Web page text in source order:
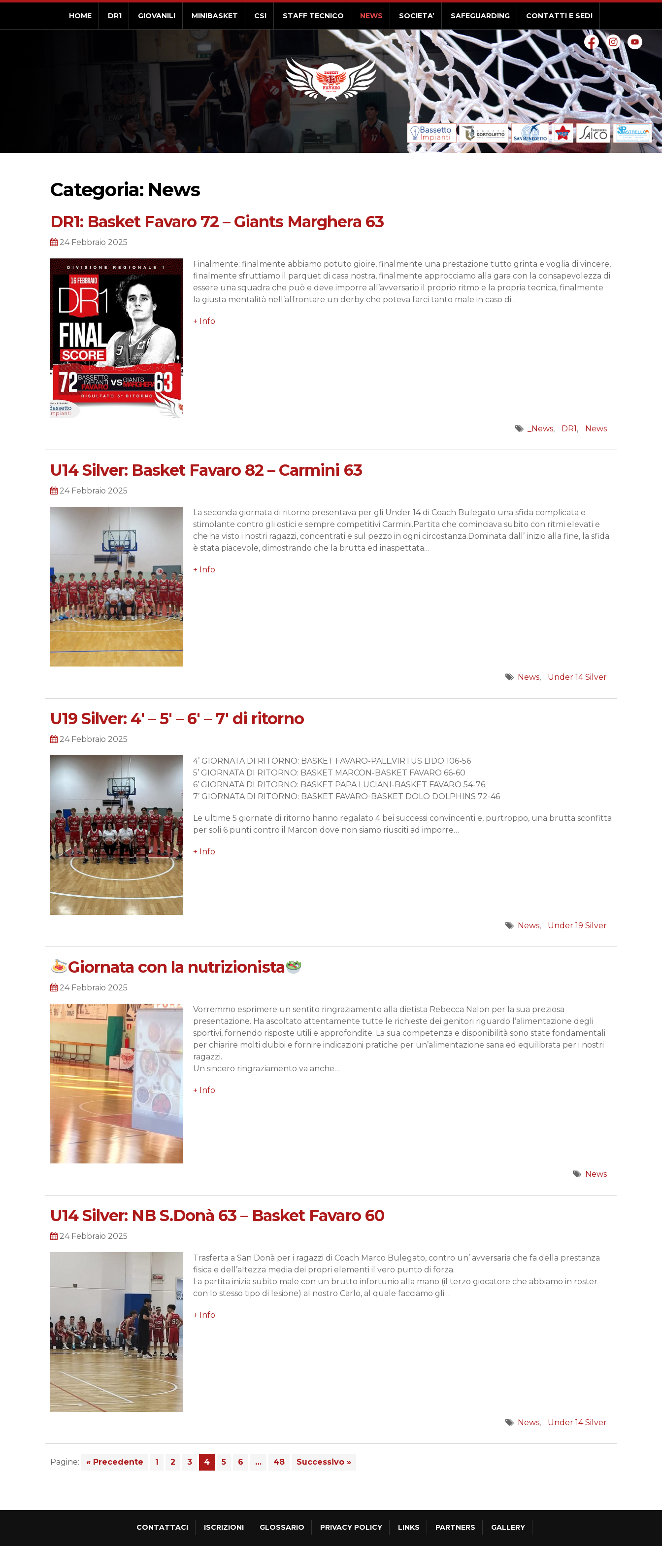
HOME DR1 GIOVANILI MINIBASKET CSI STAFF TECNICO NEWS SOCIETA’ SAFEGUARDING CONTATTI E SEDI
Categoria: News
DR1: Basket Favaro 72 – Giants Marghera 63
24 Febbraio 2025
Finalmente: finalmente abbiamo potuto gioire, finalmente una prestazione tutto grinta e voglia di vincere,
finalmente sfruttiamo il parquet di casa nostra, finalmente approcciamo alla gara con la consapevolezza di
essere una squadra che può e deve imporre all’avversario il proprio ritmo e la propria tecnica, finalmente
la giusta mentalità nell’affrontare un derby che poteva farci tanto male in caso di…
+ Info
_News DR1 News
U14 Silver: Basket Favaro 82 – Carmini 63
24 Febbraio 2025
La seconda giornata di ritorno presentava per gli Under 14 di Coach Bulegato una sfida complicata e
stimolante contro gli ostici e sempre competitivi Carmini.Partita che cominciava subito con ritmi elevati e
che ha visto i nostri ragazzi, concentrati e sul pezzo in ogni circostanza.Dominata dall’ inizio alla fine, la sfida
è stata piacevole, dimostrando che la brutta ed inaspettata…
+ Info
News Under 14 Silver
U19 Silver: 4′ – 5′ – 6′ – 7′ di ritorno
24 Febbraio 2025
4’ GIORNATA DI RITORNO: BASKET FAVARO-PALL.VIRTUS LIDO 106-56
5’ GIORNATA DI RITORNO: BASKET MARCON-BASKET FAVARO 66-60
6’ GIORNATA DI RITORNO: BASKET PAPA LUCIANI-BASKET FAVARO 54-76
7’ GIORNATA DI RITORNO: BASKET FAVARO-BASKET DOLO DOLPHINS 72-46
Le ultime 5 giornate di ritorno hanno regalato 4 bei successi convincenti e, purtroppo, una brutta sconfitta
per soli 6 punti contro il Marcon dove non siamo riusciti ad imporre…
+ Info
News Under 19 Silver
Giornata con la nutrizionista
24 Febbraio 2025
Vorremmo esprimere un sentito ringraziamento alla dietista Rebecca Nalon per la sua preziosa
presentazione. Ha ascoltato attentamente tutte le richieste dei genitori riguardo l’alimentazione degli
sportivi, fornendo risposte utili e approfondite. La sua competenza e disponibilità sono state fondamentali
per chiarire molti dubbi e fornire indicazioni pratiche per un’alimentazione sana ed equilibrata per i nostri
ragazzi.
Un sincero ringraziamento va anche…
+ Info
News
U14 Silver: NB S.Donà 63 – Basket Favaro 60
24 Febbraio 2025
Trasferta a San Donà per i ragazzi di Coach Marco Bulegato, contro un’ avversaria che fa della prestanza
fisica e dell’altezza media dei propri elementi il vero punto di forza.
La partita inizia subito male con un brutto infortunio alla mano (il terzo giocatore che abbiamo in roster
con lo stesso tipo di lesione) al nostro Carlo, al quale facciamo gli…
+ Info
News Under 14 Silver
Pagine: « Precedente 1 2 3 4 5 6 … 48 Successivo »
CONTATTACI ISCRIZIONI GLOSSARIO PRIVACY POLICY LINKS PARTNERS GALLERY